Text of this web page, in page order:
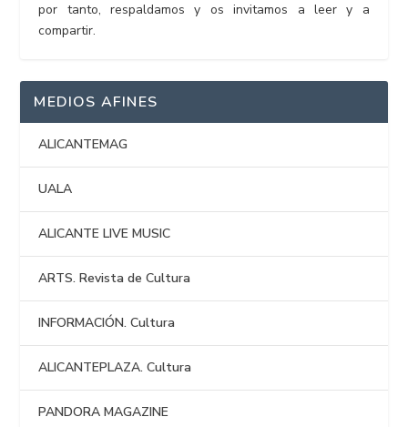
por tanto, respaldamos y os invitamos a leer y a
compartir.
MEDIOS AFINES
ALICANTEMAG
UALA
ALICANTE LIVE MUSIC
ARTS. Revista de Cultura
INFORMACIÓN. Cultura
ALICANTEPLAZA. Cultura
PANDORA MAGAZINE